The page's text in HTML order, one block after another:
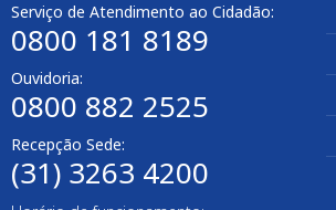
Serviço de Atendimento ao Cidadão:
0800 181 8189
Ouvidoria:
0800 882 2525
Recepção Sede:
(31) 3263 4200